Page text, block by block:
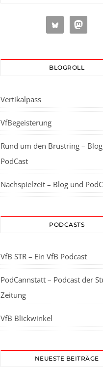
BLOGROLL
Vertikalpass
VfBegeisterung
Rund um den Brustring –
PodCast
Nachspielzeit – Blog und
PODCASTS
VfB STR – Ein VfB Podcast
PodCannstatt – Podcast der
Zeitung
VfB Blickwinkel
NEUESTE BEITRÄGE